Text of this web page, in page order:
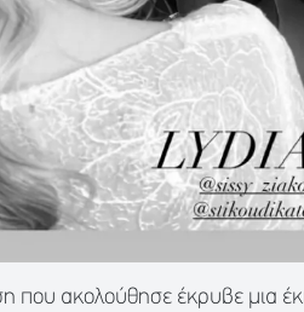
που ακολούθησε έκρυβε μια